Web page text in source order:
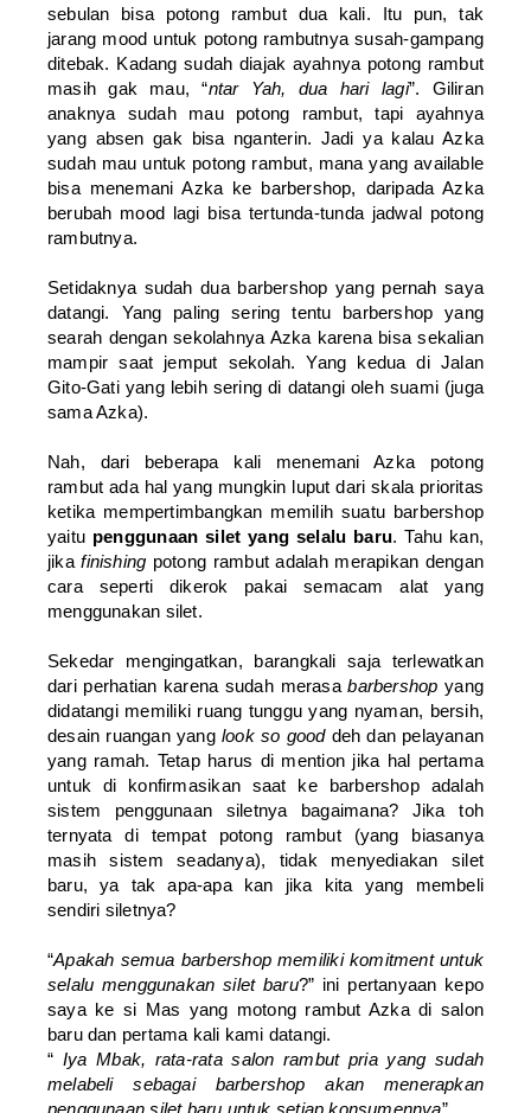
sebulan bisa potong rambut dua kali. Itu pun, tak
jarang mood untuk potong rambutnya susah-gampang
ditebak. Kadang sudah diajak ayahnya potong rambut
masih gak mau, “ntar Yah, dua hari lagi”. Giliran
anaknya sudah mau potong rambut, tapi ayahnya
yang absen gak bisa nganterin. Jadi ya kalau Azka
sudah mau untuk potong rambut, mana yang available
bisa menemani Azka ke barbershop, daripada Azka
berubah mood lagi bisa tertunda-tunda jadwal potong
rambutnya.
Setidaknya sudah dua barbershop yang pernah saya
datangi. Yang paling sering tentu barbershop yang
searah dengan sekolahnya Azka karena bisa sekalian
mampir saat jemput sekolah. Yang kedua di Jalan
Gito-Gati yang lebih sering di datangi oleh suami (juga
sama Azka).
Nah, dari beberapa kali menemani Azka potong
rambut ada hal yang mungkin luput dari skala prioritas
ketika mempertimbangkan memilih suatu barbershop
yaitu penggunaan silet yang selalu baru. Tahu kan,
jikafinishing potong rambut adalah merapikan dengan
cara seperti dikerok pakai semacam alat yang
menggunakan silet.
Sekedar mengingatkan, barangkali saja terlewatkan
dari perhatian karena sudah merasabarbershop yang
didatangi memiliki ruang tunggu yang nyaman, bersih,
desain ruangan yanglook so gooddeh dan pelayanan
yang ramah. Tetap harus di mention jika hal pertama
untuk di konfirmasikan saat ke barbershop adalah
sistem penggunaan siletnya bagaimana? Jika toh
ternyata di tempat potong rambut (yang biasanya
masih sistem seadanya), tidak menyediakan silet
baru, ya tak apa-apa kan jika kita yang membeli
sendiri siletnya?
“Apakah semua barbershop memiliki komitment untuk
selalu menggunakan silet baru?” ini pertanyaan kepo
saya ke si Mas yang motong rambut Azka di salon
baru dan pertama kali kami datangi.
“ Iya Mbak, rata-rata salon rambut pria yang sudah
melabeli sebagai barbershop akan menerapkan
penggunaan silet baru untuk setiap konsumennya”.